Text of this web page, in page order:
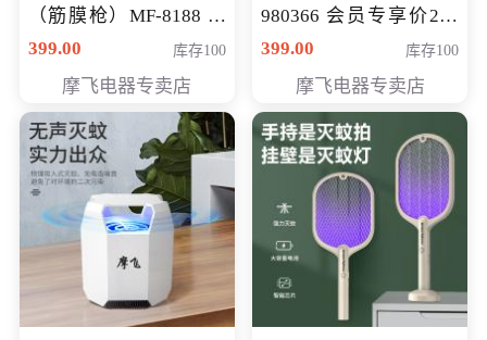
（筋膜枪）MF-8188 会
员专享价268元
399.00 库存100
摩飞电器专卖店
980366 会员专享价299
元
399.00 库存100
摩飞电器专卖店